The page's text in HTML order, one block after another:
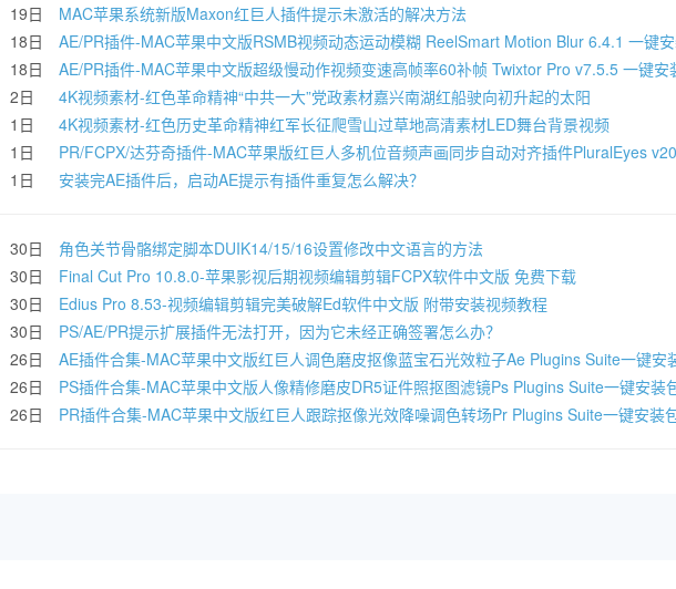
19日
MAC苹果系统新版Maxon红巨人插件提示未激活的解决方法
18日
AE/PR插件-MAC苹果中文版RSMB视频动态运动模糊 ReelSmart Motion Blur 6.4.1 一键
18日
AE/PR插件-MAC苹果中文版超级慢动作视频变速高帧率60补帧 Twixtor Pro v7.5.5 一键安
2日
4K视频素材-红色革命精神“中共一大”党政素材嘉兴南湖红船驶向初升起的太阳
1日
4K视频素材-红色历史革命精神红军长征爬雪山过草地高清素材LED舞台背景视频
1日
PR/FCPX/达芬奇插件-MAC苹果版红巨人多机位音频声画同步自动对齐插件PluralEyes
1日
安装完AE插件后，启动AE提示有插件重复怎么解决？
30日
角色关节骨骼绑定脚本DUIK14/15/16设置修改中文语言的方法
30日
Final Cut Pro 10.8.0-苹果影视后期视频编辑剪辑FCPX软件中文版 免费下载
30日
Edius Pro 8.53-视频编辑剪辑完美破解Ed软件中文版 附带安装视频教程
30日
PS/AE/PR提示扩展插件无法打开，因为它未经正确签署怎么办？
26日
AE插件合集-MAC苹果中文版红巨人调色磨皮抠像蓝宝石光效粒子Ae Plugins Suite一键安
26日
PS插件合集-MAC苹果中文版人像精修磨皮DR5证件照抠图滤镜Ps Plugins Suite一键安装
26日
PR插件合集-MAC苹果中文版红巨人跟踪抠像光效降噪调色转场Pr Plugins Suite一键安装